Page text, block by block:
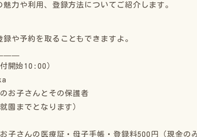
魅力や利用、登録方法についてご紹介します。
や予約を取ることもできますよ。
開始10:00）
お子さんとその保護者
園までとなります）
さんの医療証・母子手帳・登録料500円（現金のみ